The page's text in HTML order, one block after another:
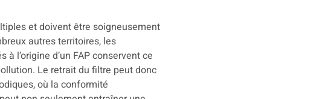
et doivent être soigneusement
autres territoires, les
l’origine d’un FAP conservent ce
Le retrait du filtre peut donc
où la conformité